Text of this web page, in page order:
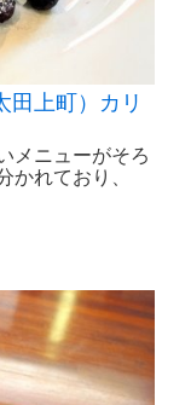
田上町）カリ
メニューがそろ
かれており、